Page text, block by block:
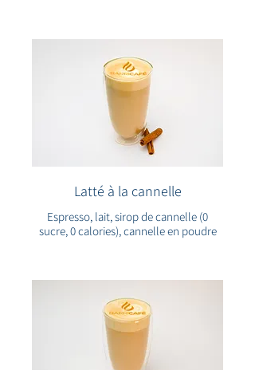
Latté à la cannelle
Espresso, lait, sirop de cannelle (0
sucre, 0 calories), cannelle en poudre